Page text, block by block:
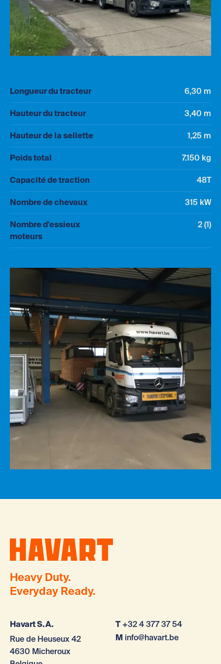
Longueur du tracteur 6,30 m
Hauteur du tracteur 3,40 m
Hauteur de la sellette 1,25 m
Poids total 7.150 kg
Capacité de traction 48T
Nombre de chevaux 315 kW
Nombre d'essieux
moteurs
2 (1)
Heavy Duty.
Everyday Ready.
Havart S.A.
Rue de Heuseux 42
4630 Micheroux
T +32 4 377 37 54
M info@havart.be
Numéro TVA